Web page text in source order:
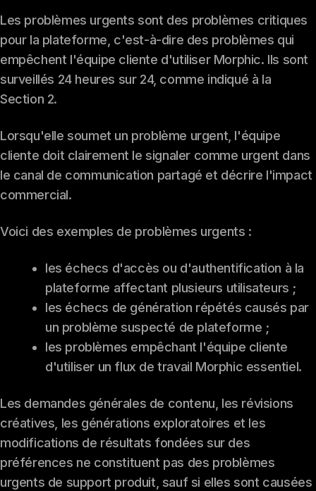
Les problèmes urgents sont des problèmes critiques
pour la plateforme, c'est-à-dire des problèmes qui
empêchent l'équipe cliente d'utiliser Morphic. Ils sont
surveillés 24 heures sur 24, comme indiqué à la
Section 2.
Lorsqu'elle soumet un problème urgent, l'équipe
cliente doit clairement le signaler comme urgent dans
le canal de communication partagé et décrire l'impact
commercial.
Voici des exemples de problèmes urgents :
les échecs d'accès ou d'authentification à la
plateforme affectant plusieurs utilisateurs ;
les échecs de génération répétés causés par
un problème suspecté de plateforme ;
les problèmes empêchant l'équipe cliente
d'utiliser un flux de travail Morphic essentiel.
Les demandes générales de contenu, les révisions
créatives, les générations exploratoires et les
modifications de résultats fondées sur des
préférences ne constituent pas des problèmes
urgents de support produit, sauf si elles sont causées